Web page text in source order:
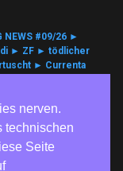
NEWS #09/26 ►
► ZF ► tödlicher
► Currenta
werden nach
von
nerven.
technischen
Seite